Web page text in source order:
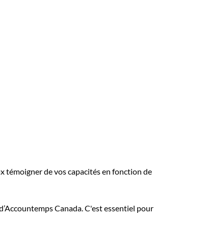
témoigner de vos capacités en fonction de
Canada. C'est essentiel pour